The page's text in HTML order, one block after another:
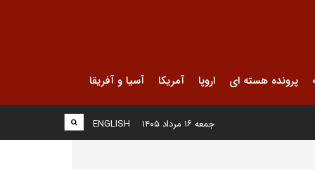
پرونده هسته ای اروپا آمریکا آسیا و آفریقا
ENGLISH جمعه ۱۶ مرداد ۱۴۰۵